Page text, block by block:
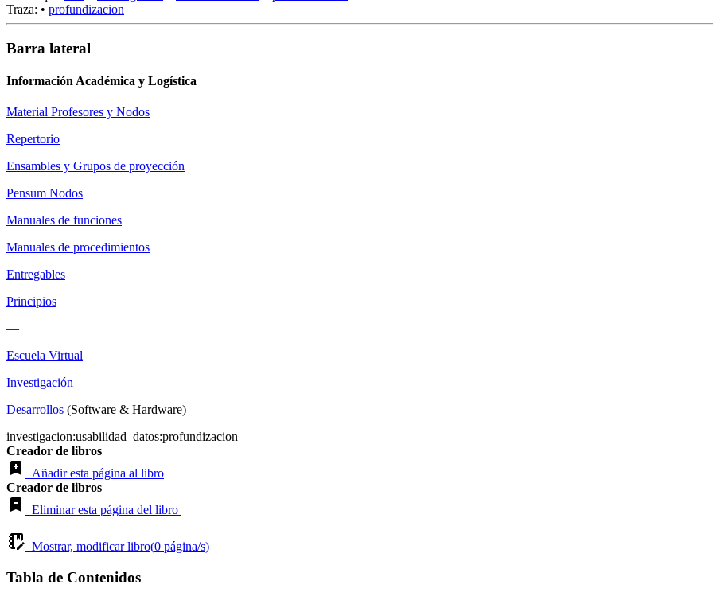
Traza: • profundizacion
Barra lateral
Información Académica y Logística
Material Profesores y Nodos
Repertorio
Ensambles y Grupos de proyección
Pensum Nodos
Manuales de funciones
Manuales de procedimientos
Entregables
Principios
—
Escuela Virtual
Investigación
Desarrollos (Software & Hardware)
investigacion:usabilidad_datos:profundizacion
Creador de libros
Añadir esta página al libro
Creador de libros
Eliminar esta página del libro
Mostrar, modificar libro(0 página/s)
Tabla de Contenidos